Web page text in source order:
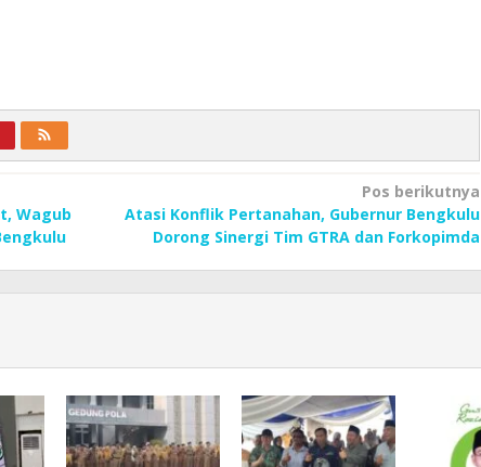
Wagub
Pos berikutnya
Atasi Konflik Pertanahan, Gubernur Bengkulu
Dorong Sinergi Tim GTRA dan Forkopimda